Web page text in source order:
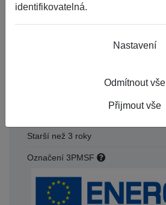
Průměr
Konstrukce
Starší než 3 roky
Označení 3PMSF
identifikovatelná.
Nastavení
Odmítnout vše
Přijmout vše